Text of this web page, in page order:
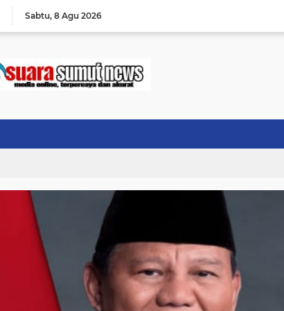
Sabtu 8 Agu 2026